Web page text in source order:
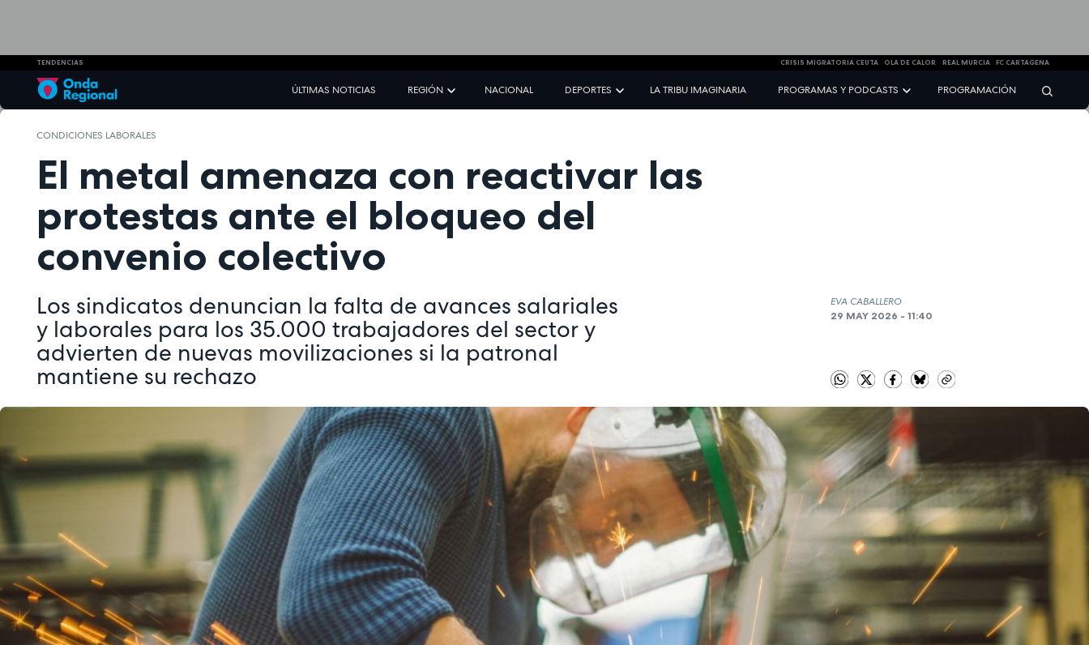
TENDENCIAS CRISIS MIGRATORIA CEUTA OLA DE CALOR REAL MURCIA FC CARTAGENA
ÚLTIMAS NOTICIAS REGIÓN NACIONAL DEPORTES LA TRIBU IMAGINARIA PROGRAMAS Y PODCASTS PROGRAMACIÓN
CONDICIONES LABORALES
El metal amenaza con reactivar las
protestas ante el bloqueo del
convenio colectivo
Los sindicatos denuncian la falta de avances salariales
y laborales para los 35.000 trabajadores del sector y
advierten de nuevas movilizaciones si la patronal
mantiene su rechazo
EVA CABALLERO
29 MAY 2026 - 11:40